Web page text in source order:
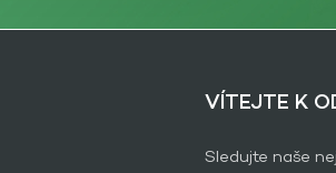
VÍTEJTE K
Sledujte naše